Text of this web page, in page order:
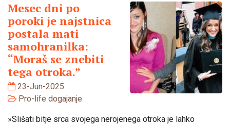
Mesec dni po
poroki je najstnica
postala mati
samohranilka:
“Moraš se znebiti
tega otroka.”
23-Jun-2025
Pro-life dogajanje
»Slišati bitje srca svojega nerojenega otroka je lahko